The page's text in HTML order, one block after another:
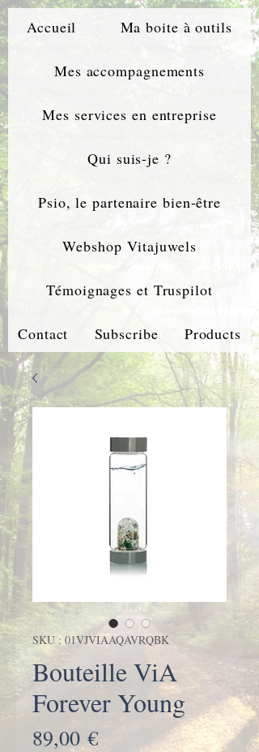
Accueil Ma boite à outils
Mes accompagnements
Mes services en entreprise
Qui suis-je ?
Psio, le partenaire bien-être
Webshop Vitajuwels
Témoignages et Truspilot
Contact Subscribe Products
SKU : 01VJVIAAQAVRQBK
Bouteille ViA
Forever Young
89,00 €Prix